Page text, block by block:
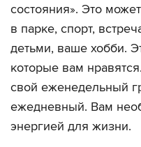
состояния». Это
в парке, спорт,
детьми, ваше хобби.
которые вам
свой еженедельный
ежедневный. Вам
энергией для жизни.